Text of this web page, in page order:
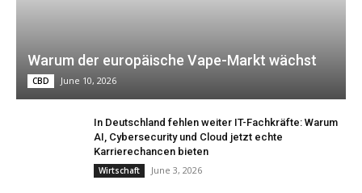
Warum der europäische Vape-Markt wächst
CBD June 10, 2026
In Deutschland fehlen weiter IT-Fachkräfte: Warum
AI, Cybersecurity und Cloud jetzt echte
Karrierechancen bieten
Wirtschaft June 3, 2026